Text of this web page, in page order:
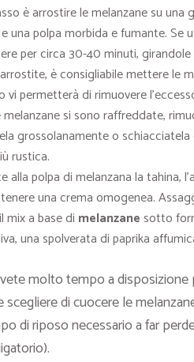
è arrostire le melanzane su
una polpa morbida e fumante.
per circa 30-40 minuti,
è consigliabile mettere le
vi permetterà di rimuovere
si sono raffreddate,
grossolanamente o
rustica.
alla polpa di melanzana la tahina,
una crema omogenea.
mix a base di melanzane sotto
una spolverata di paprika
molto tempo a
di cuocere le
di riposo necessario a far